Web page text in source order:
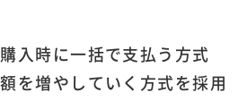
入時に一括で支払う方式
を増やしていく方式を採用